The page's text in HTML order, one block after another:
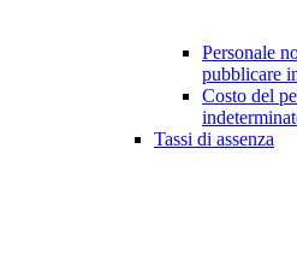
Personale
pubblicare
Costo del
Tassi di assenza